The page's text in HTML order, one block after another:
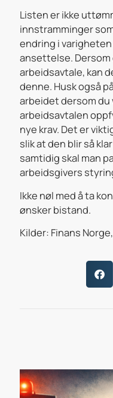
Listen er ikke
innstramminger
endring i
ansettelse. Dersom
arbeidsavtale, kan
denne. Husk også
arbeidet dersom du
arbeidsavtalen
nye krav. Det er
slik at den blir så
samtidig skal man
arbeidsgivers
Ikke nøl med å ta
ønsker bistand.
Kilder: Finans